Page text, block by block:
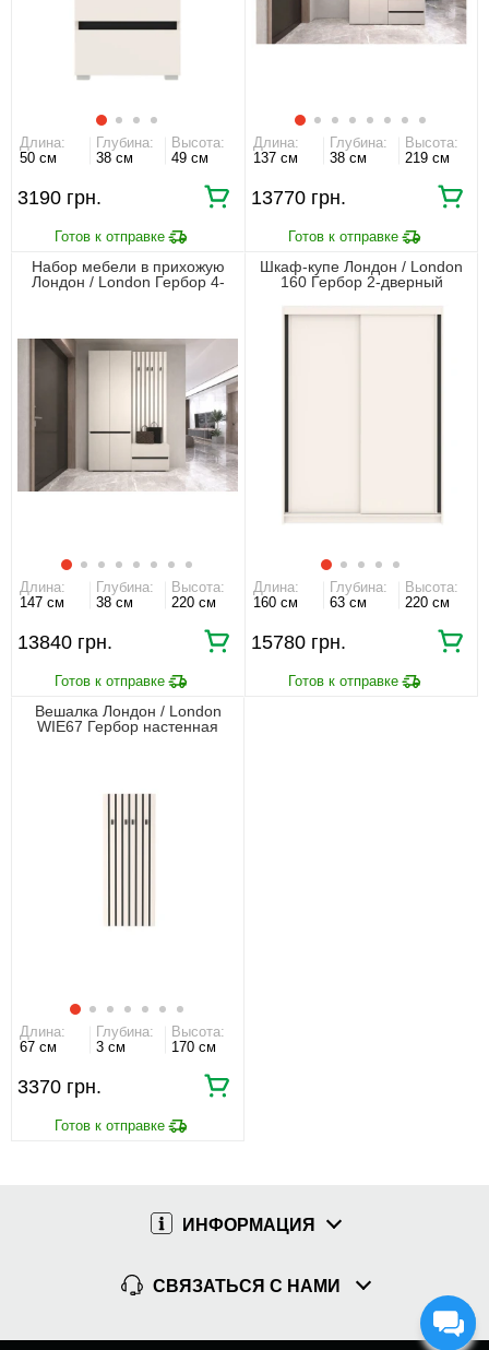
Длина:
50 см
Глубина:
38 см
Высота:
49 см
3190 грн.
Длина:
137 см
Глубина:
38 см
Высота:
219 см
13770 грн.
Набор мебели в прихожую
Лондон / London Гербор 4-
Длина:
147 см
Глубина:
38 см
Высота:
220 см
13840 грн.
Шкаф-купе Лондон / London
160 Гербор 2-дверный
Длина:
160 см
Глубина:
63 см
Высота:
220 см
15780 грн.
Вешалка Лондон / London
WIE67 Гербор настенная
Длина:
67 см
Глубина:
3 см
Высота:
170 см
3370 грн.
ИНФОРМАЦИЯ
СВЯЗАТЬСЯ С НАМИ